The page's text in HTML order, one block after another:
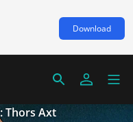
Download
Thors Axt